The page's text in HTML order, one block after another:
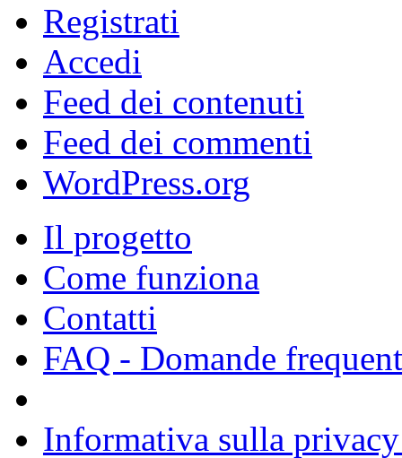
Registrati
Accedi
Feed dei contenuti
Feed dei commenti
WordPress.org
Il progetto
Come funziona
Contatti
FAQ - Domande
Informativa sulla